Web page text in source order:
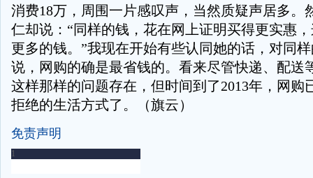
消费18万，周围一片感叹声，当然质疑声居多。
仁却说：“同样的钱，花在网上证明买得更实惠
更多的钱。”我现在开始有些认同她的话，对同
说，网购的确是最省钱的。看来尽管快递、配送
这样那样的问题存在，但时间到了2013年，网购
拒绝的生活方式了。（旗云）
免责声明